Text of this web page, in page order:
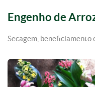
Engenho de
Secagem, beneficiamento